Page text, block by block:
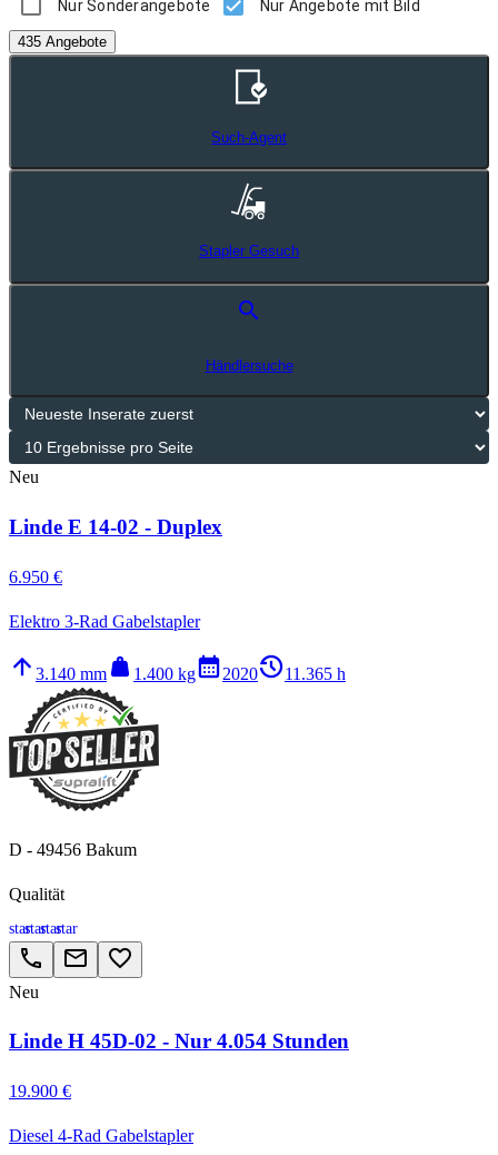
Nur Sonderangebote Nur Angebote mit Bild
435 Angebote
Such-Agent
Stapler Gesuch
search
Händlersuche
Neu
Linde E 14-02 - Duplex
6.950 €
Elektro 3-Rad Gabelstapler
arrow_upward 3.140 mm weight 1.400 kgcalendar_month2020history_211.365 h
D - 49456 Bakum
Qualität
starstarstarstar
call email favorite_border
Neu
Linde H 45D-02 - Nur 4.054 Stunden
19.900 €
Diesel 4-Rad Gabelstapler